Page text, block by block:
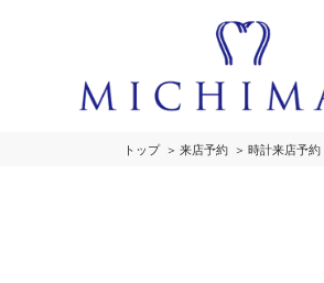
トップ 来店予約 時計来店予約